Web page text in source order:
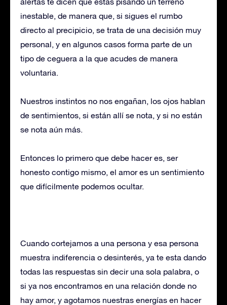
inestable, de manera que, si sigues el rumbo
directo al precipicio, se trata de una decisión muy
personal, y en algunos casos forma parte de un
tipo de ceguera a la que acudes de manera
voluntaria.
Nuestros instintos no nos engañan, los ojos hablan
de sentimientos, si están allí se nota, y si no están
se nota aún más.
Entonces lo primero que debe hacer es, ser
honesto contigo mismo, el amor es un sentimiento
que difícilmente podemos ocultar.
Cuando cortejamos a una persona y esa persona
muestra indiferencia o desinterés, ya te esta dando
todas las respuestas sin decir una sola palabra, o
si ya nos encontramos en una relación donde no
hay amor, y agotamos nuestras energías en hacer